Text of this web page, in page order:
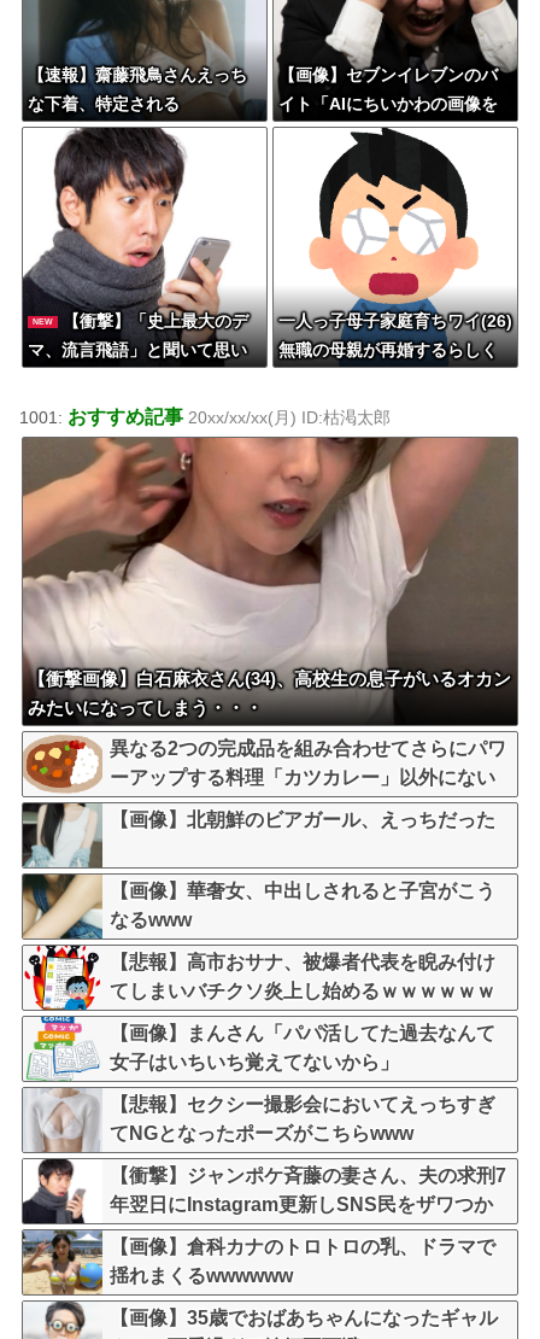
【速報】齋藤飛鳥さんえっち
な下着、特定される
【画像】セブンイレブンのバ
イト「AIにちいかわの画像を
食わせてっと………でき
た！」→とんでもないものが
出来上がってしまうw w w w
NEW
【衝撃】「史上最大のデ
マ、流言飛語」と聞いて思い
w w w w w w
一人っ子母子家庭育ちワイ(26)
無職の母親が再婚するらしく
1001: おすすめ記事 20xx/xx/xx(月) ID:枯渇太郎
【衝撃画像】白石麻衣さん(34)、高校生の息子がいるオカン
みたいになってしまう・・・
異なる2つの完成品を組み合わせてさらにパワ
ーアップする料理「カツカレー」以外にない
【画像】北朝鮮のビアガール、えっちだった
【画像】華奢女、中出しされると子宮がこう
なるwww
【悲報】高市おサナ、被爆者代表を睨み付け
てしまいバチクソ炎上し始めるｗｗｗｗｗｗ
ｗｗｗ
【画像】まんさん「パパ活してた過去なんて
女子はいちいち覚えてないから」
【悲報】セクシー撮影会においてえっちすぎ
てNGとなったポーズがこちらwww
【衝撃】ジャンポケ斉藤の妻さん、夫の求刑7
年翌日にInstagram更新しSNS民をザワつか
せてしまう…
【画像】倉科カナのトロトロの乳、ドラマで
揺れまくるwwwwww
【画像】35歳でおばあちゃんになったギャル